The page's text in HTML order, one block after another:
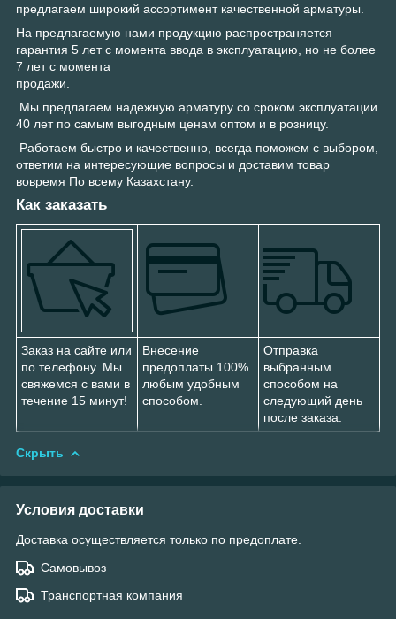
предлагаем широкий ассортимент качественной арматуры.
На предлагаемую нами продукцию распространяется
гарантия 5 лет с момента ввода в эксплуатацию, но не более
7 лет с момента
продажи.
Мы предлагаем надежную арматуру со сроком эксплуатации
40 лет по самым выгодным ценам оптом и в розницу.
Работаем быстро и качественно, всегда поможем с выбором,
ответим на интересующие вопросы и доставим товар
вовремя По всему Казахстану.
Как заказать
Заказ на сайте или
по телефону. Мы
свяжемся с вами в
течение 15 минут!
Внесение
предоплаты 100%
любым удобным
способом.
Отправка
выбранным
способом на
следующий день
после заказа.
Скрыть
Условия доставки
Доставка осуществляется только по предоплате.
Самовывоз
Транспортная компания